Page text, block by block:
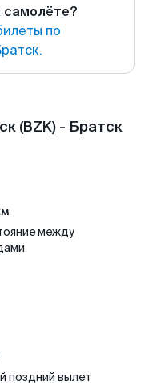
самолёте?
по
(BZK) - Братск
между
поздний вылет